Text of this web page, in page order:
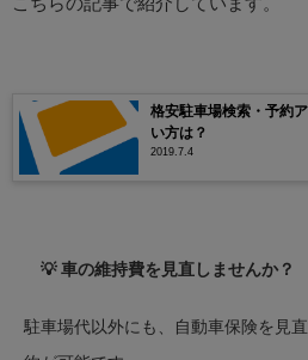
格安駐車場検索・予約
い方は？
2019.7.4
💡 車の維持費を見直しませんか？
駐車場代以外にも、自動車保険を見